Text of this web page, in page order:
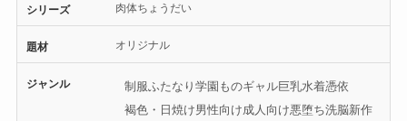
シリーズ 肉体ちょうだい
題材 オリジナル
ジャンル 制服ふたなり 学園ものギャル巨乳水着憑依
褐色・日焼け男性向け成人向け悪堕ち洗脳新作